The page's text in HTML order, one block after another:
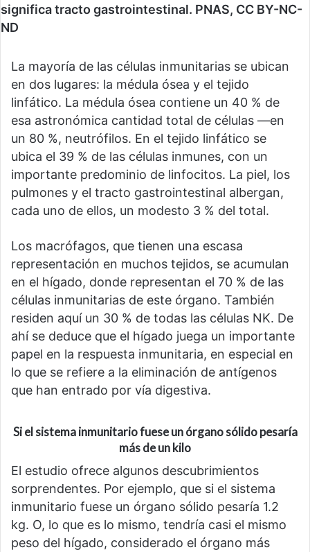
significa tracto gastrointestinal. PNAS, CC BY-NC-
ND
La mayoría de las células inmunitarias se ubican
en dos lugares: la médula ósea y el tejido
linfático. La médula ósea contiene un 40 % de
esa astronómica cantidad total de células —en
un 80 %, neutrófilos. En el tejido linfático se
ubica el 39 % de las células inmunes, con un
importante predominio de linfocitos. La piel, los
pulmones y el tracto gastrointestinal albergan,
cada uno de ellos, un modesto 3 % del total.
Los macrófagos, que tienen una escasa
representación en muchos tejidos, se acumulan
en el hígado, donde representan el 70 % de las
células inmunitarias de este órgano. También
residen aquí un 30 % de todas las células NK. De
ahí se deduce que el hígado juega un importante
papel en la respuesta inmunitaria, en especial en
lo que se refiere a la eliminación de antígenos
que han entrado por vía digestiva.
Si el sistema inmunitario fuese un órgano sólido pesaría
más de un kilo
El estudio ofrece algunos descubrimientos
sorprendentes. Por ejemplo, que si el sistema
inmunitario fuese un órgano sólido pesaría 1.2
kg. O, lo que es lo mismo, tendría casi el mismo
peso del hígado, considerado el órgano más